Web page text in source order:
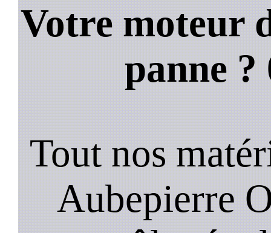
Votre moteur
panne ?
Tout nos
Aubepierre